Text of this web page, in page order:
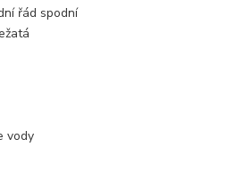
řád spodní
vody